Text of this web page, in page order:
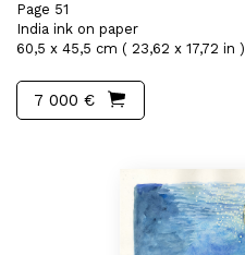
Page 51
India ink on paper
60,5 x 45,5 cm ( 23,62 x 17,72 in )
7 000 €